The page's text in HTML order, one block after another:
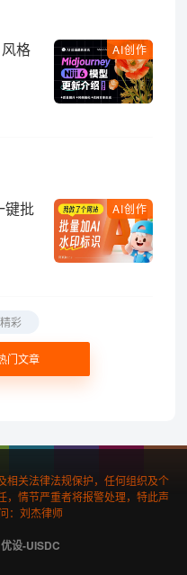
AI创作
格
AI创作
键批
门文章
彩
相关法律法规保护，任何组织及个
，情节严重者将报警处理，特此声
：刘杰律师
优设-UISDC